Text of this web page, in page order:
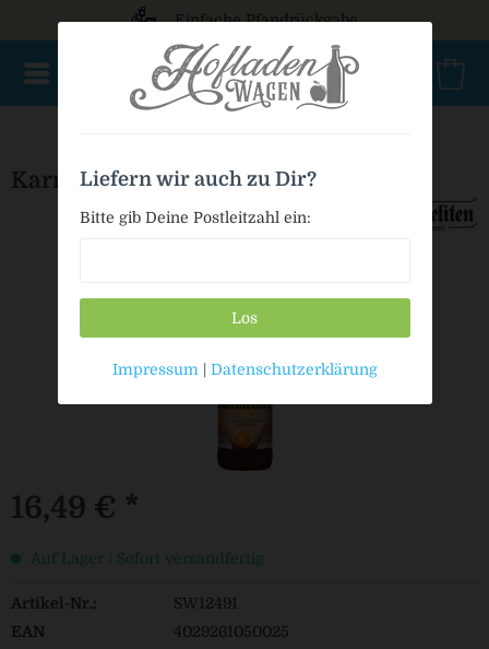
Einfache Pfandrückgabe
Karmeliten Cola-Mix
16,49 € *
Auf Lager / Sofort versandfertig
Artikel-Nr.:
SW12491
EAN
4029261050025
Liefern wir auch zu Dir?
Bitte gib Deine Postleitzahl ein:
Los
Impressum | Datenschutzerklärung